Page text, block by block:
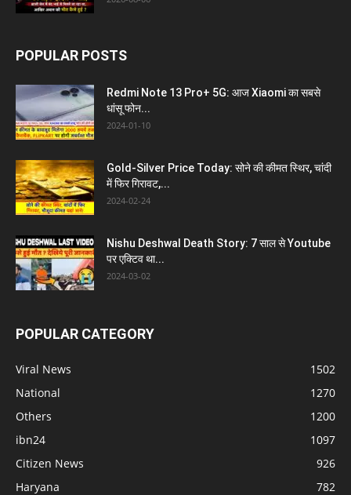
POPULAR POSTS
Redmi Note 13 Pro+ 5G: आज Xiaomi का सबसे
धांसू फोन...
2024-01-10
Gold-Silver Price Today: सोने की कीमत स्थिर, चांदी
में फिर गिरावट,...
2024-02-24
Nishu Deshwal Death Story: 7 साल से Youtube
पर एक्टिव था...
2024-03-02
POPULAR CATEGORY
Viral News
1502
National
1270
Others
1200
ibn24
1097
Citizen News
926
Haryana
782